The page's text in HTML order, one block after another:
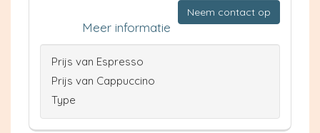
Neem contact op
Meer informatie
Prijs van Espresso
Prijs van Cappuccino
Type